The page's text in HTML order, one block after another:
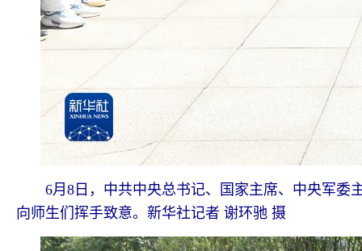
6月8日，中共中央总书记、国家主席、中央军委
向师生们挥手致意。新华社记者 谢环驰 摄